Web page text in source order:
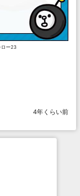
ロー23
4年くらい前